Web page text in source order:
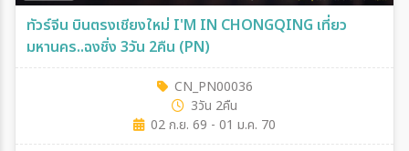
ทัวร์จีน บินตรงเชียงใหม่ I'M IN CHONGQING เที่ยว
มหานคร..ฉงชิ่ง 3วัน 2คืน (PN)
CN_PN00036
3วัน 2คืน
02 ก.ย. 69 - 01 ม.ค. 70